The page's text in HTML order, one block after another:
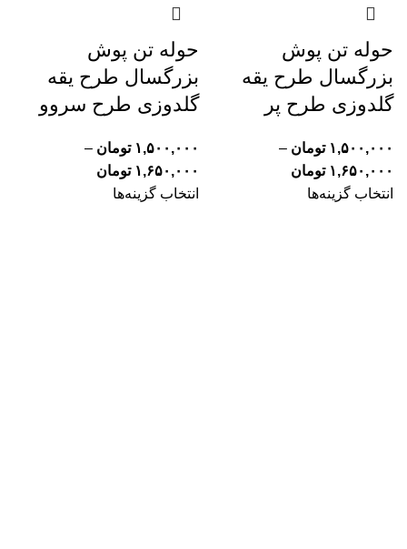
حوله تن پوش
بزرگسال طرح یقه
گلدوزی طرح پر
۱,۵۰۰,۰۰۰ تومان –
۱,۶۵۰,۰۰۰ تومان
انتخاب گزینه‌ها
حوله تن پوش
بزرگسال طرح یقه
گلدوزی طرح سروو
۱,۵۰۰,۰۰۰ تومان –
۱,۶۵۰,۰۰۰ تومان
انتخاب گزینه‌ها